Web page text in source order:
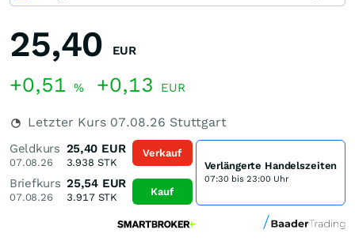
25,40 EUR
+0,51 % +0,13 EUR
Letzter Kurs 07.08.26 Stuttgart
Geldkurs
07.08.26
25,40 EUR
3.938 STK
Briefkurs
07.08.26
25,54 EUR
3.917STK
Verkauf
Kauf
Verlängerte Handelszeiten
07:30 bis 23:00 Uhr